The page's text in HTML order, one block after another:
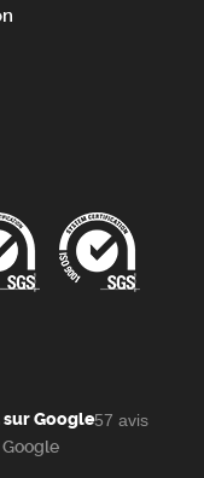
Google57 avis